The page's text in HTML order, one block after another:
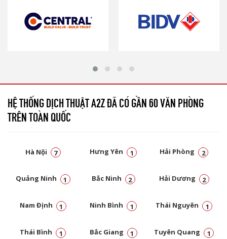
HỆ THỐNG DỊCH THUẬT A2Z ĐÃ CÓ GẦN 60 VĂN PHÒNG
TRÊN TOÀN QUỐC
Hà Nội 7 Hưng Yên 1 Hải Phòng 2
Quảng Ninh 1 Bắc Ninh 2 Hải Dương 2
Nam Định 1 Ninh Bình 1 Thái Nguyên 1
Thái Bình 1 Bắc Giang 1 Tuyên Quang 1